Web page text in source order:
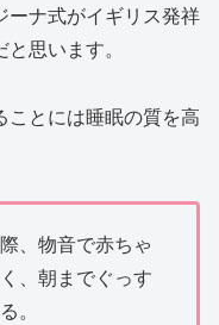
ーナ式がイギリス発祥
思います。
とには睡眠の質を高
、物音で赤ちゃ
、朝までぐっす
。